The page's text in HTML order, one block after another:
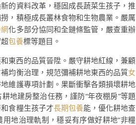
的資料改革，穩固成長蔬菜生孩子，推
，積極成長叢林食物和生物農業。嚴厲
化多部分協同和全鏈條監管，嚴查重辦
包養標等題目。
和東西的品質晉陞。嚴守耕地紅線，兼顧
均衡治理，規范彌補耕地東西的品質女
維護專項計劃。果斷衝擊各類損壞耕地
地建房整治任務，謹防“年夜棚房”等題
食糧生孩子才長期包養能，優化耕地查
地治理軌制，穩妥有序做好耕地“非糧